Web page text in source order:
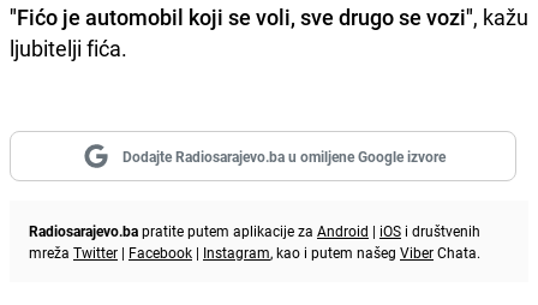
"Fićo je automobil koji se voli, sve drugo se vozi", kažu
ljubitelji fića.
Dodajte Radiosarajevo.ba u omiljene Google izvore
Radiosarajevo.bapratite putem aplikacije za Android | iOS i društvenih
mreža Twitter | Facebook | Instagram, kao i putem našeg ViberChata.